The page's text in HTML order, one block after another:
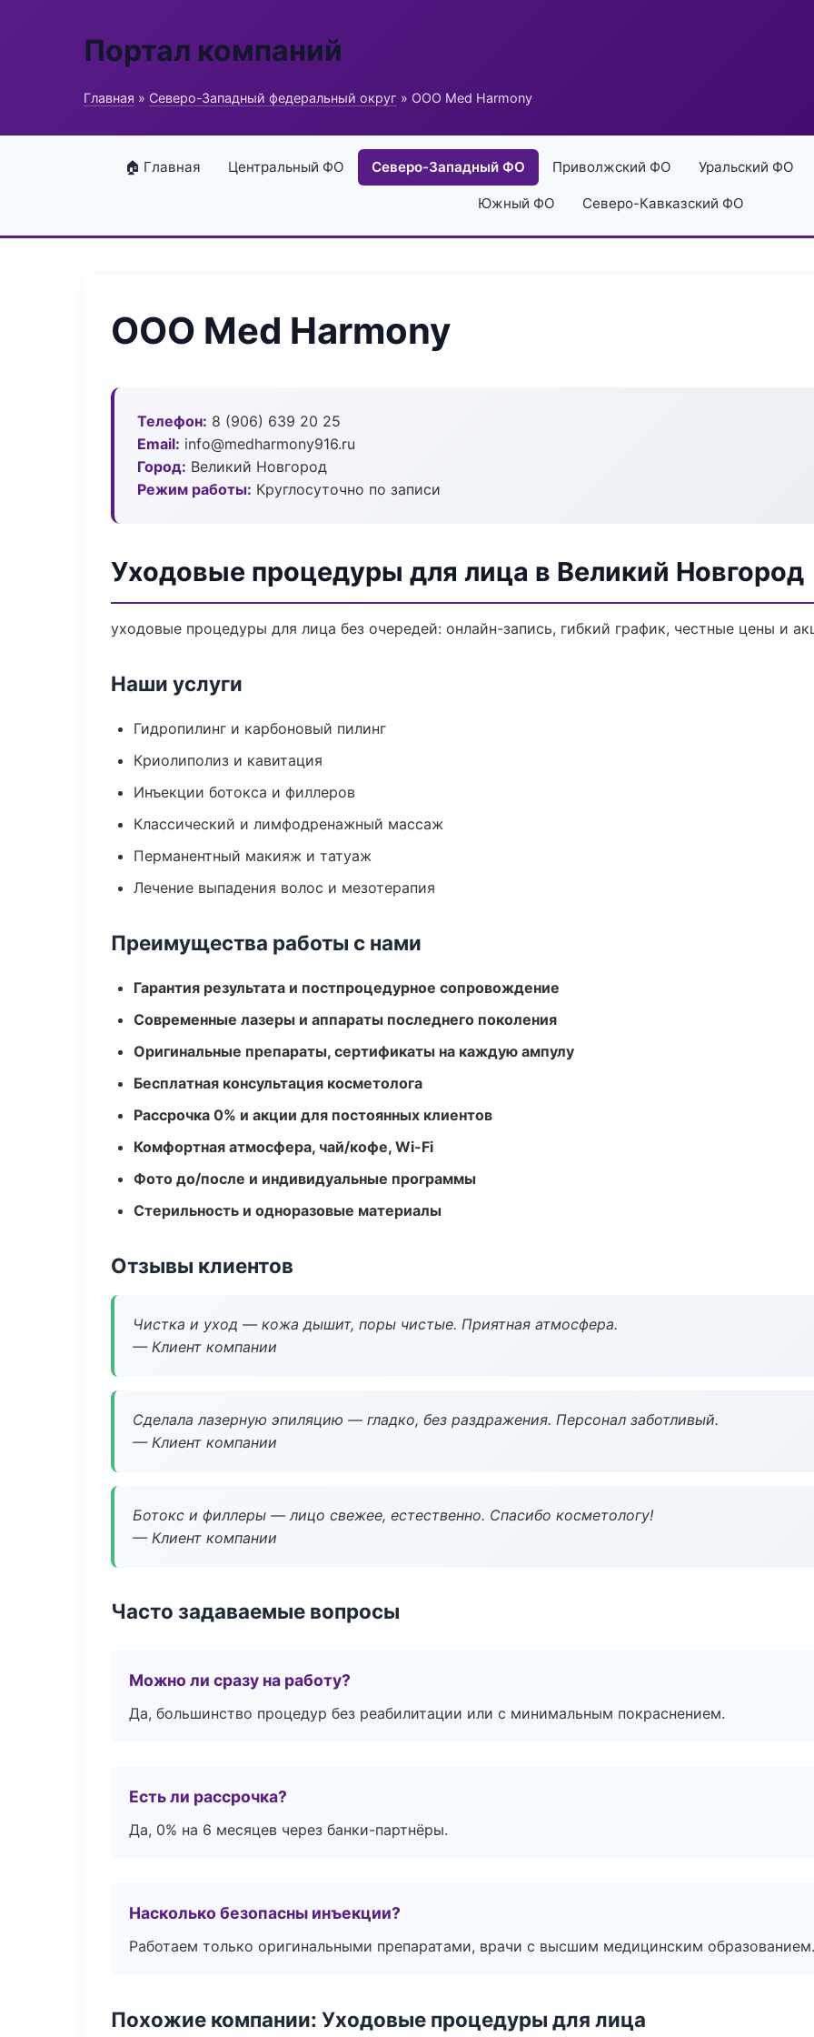
Портал компаний
Главная » Северо-Западный федеральный округ » ООО Med Harmony
🏠 Главная Центральный ФО Северо-Западный ФО Приволжский ФО Уральский ФО
Южный ФО Северо-Кавказский ФО
ООО Med Harmony
Телефон: 8 (906) 639 20 25
Email: info@medharmony916.ru
Город: Великий Новгород
Режим работы: Круглосуточно по записи
Уходовые процедуры для лица в Великий Новгород
уходовые процедуры для лица без очередей: онлайн-запись, гибкий график, честные цены и
Наши услуги
Гидропилинг и карбоновый пилинг
Криолиполиз и кавитация
Инъекции ботокса и филлеров
Классический и лимфодренажный массаж
Перманентный макияж и татуаж
Лечение выпадения волос и мезотерапия
Преимущества работы с нами
Гарантия результата и постпроцедурное сопровождение
Современные лазеры и аппараты последнего поколения
Оригинальные препараты, сертификаты на каждую ампулу
Бесплатная консультация косметолога
Рассрочка 0% и акции для постоянных клиентов
Комфортная атмосфера, чай/кофе, Wi-Fi
Фото до/после и индивидуальные программы
Стерильность и одноразовые материалы
Отзывы клиентов
Чистка и уход — кожа дышит, поры чистые. Приятная атмосфера.
— Клиент компании
Сделала лазерную эпиляцию — гладко, без раздражения. Персонал заботливый.
— Клиент компании
Ботокс и филлеры — лицо свежее, естественно. Спасибо косметологу!
— Клиент компании
Часто задаваемые вопросы
Можно ли сразу на работу?
Да, большинство процедур без реабилитации или с минимальным покраснением.
Есть ли рассрочка?
Да, 0% на 6 месяцев через банки-партнёры.
Насколько безопасны инъекции?
Работаем только оригинальными препаратами, врачи с высшим медицинским образованием.
Похожие компании: Уходовые процедуры для лица